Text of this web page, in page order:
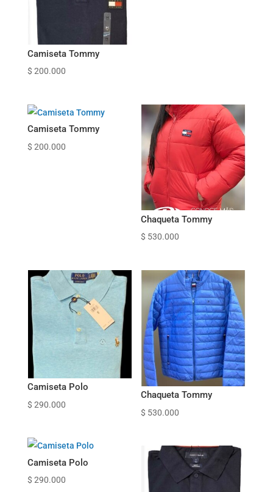
Camiseta Tommy
$ 200.000
Camiseta Tommy
$ 200.000
Chaqueta Tommy
$ 530.000
Camiseta Polo
$ 290.000
Chaqueta Tommy
$ 530.000
Camiseta Polo
$ 290.000